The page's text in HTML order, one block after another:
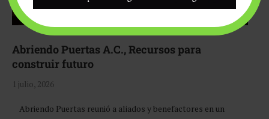
Abriendo Puertas A.C., Recursos para
construir futuro
1 julio, 2026
Abriendo Puertas reunió a aliados y benefactores en un